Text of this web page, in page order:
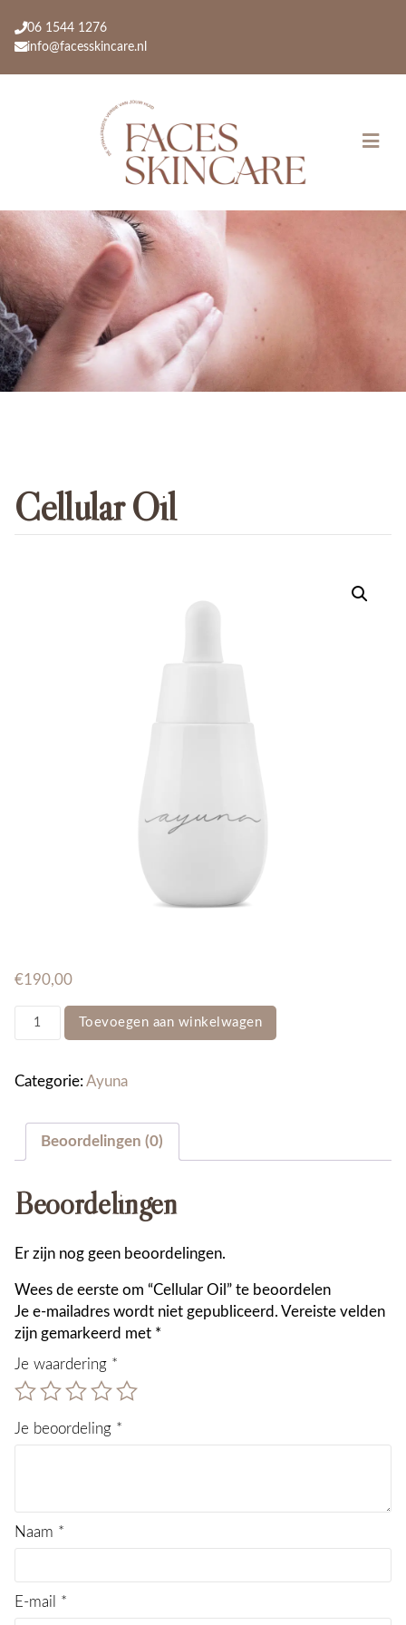
06 1544 1276
info@facesskincare.nl
Cellular Oil
€190,00
Cellular
Oil
Toevoegen aan winkelwagen
Categorie: Ayuna
Beoordelingen (0)
Beoordelingen
Er zijn nog geen beoordelingen.
Wees de eerste om “Cellular Oil” te beoordelen
Je e-mailadres wordt niet gepubliceerd. Vereiste velden
zijn gemarkeerd met *
Je waardering *
Je beoordeling *
Naam *
E-mail *